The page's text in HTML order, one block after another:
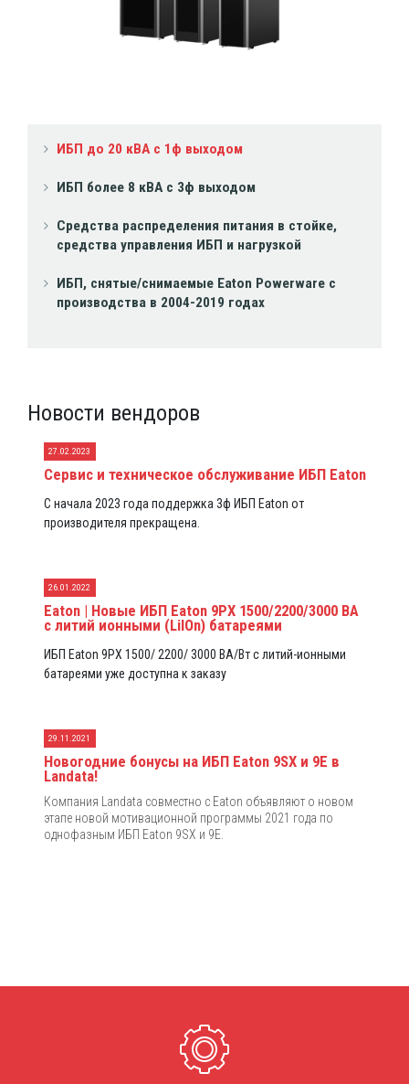
ИБП до 20 кВА с 1ф выходом
ИБП более 8 кВА с 3ф выходом
Средства распределения питания в стойке,
средства управления ИБП и нагрузкой
ИБП, снятые/снимаемые Eaton Powerware с
производства в 2004-2019 годах
Новости вендоров
27.02.2023
Сервис и техническое обслуживание ИБП Eaton
С начала 2023 года поддержка 3ф ИБП Eaton от
производителя прекращена.
26.01.2022
Eaton | Новые ИБП Eaton 9PX 1500/2200/3000 ВА
с литий ионными (LiIOn) батареями
ИБП Eaton 9PX 1500/ 2200/ 3000 ВА/Вт с литий-ионными
батареями уже доступна к заказу
29.11.2021
Новогодние бонусы на ИБП Eaton 9SX и 9E в
Landata!
Компания Landata совместно с Eaton объявляют о новом
этапе новой мотивационной программы 2021 года по
однофазным ИБП Eaton 9SX и 9E.